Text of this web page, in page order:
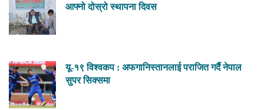
आफ्नो दोस्रो स्थापना दिवस
यू-१९ विश्वकप : अफगानिस्तानलाई पराजित गर्दै नेपाल
सुपर सिक्समा